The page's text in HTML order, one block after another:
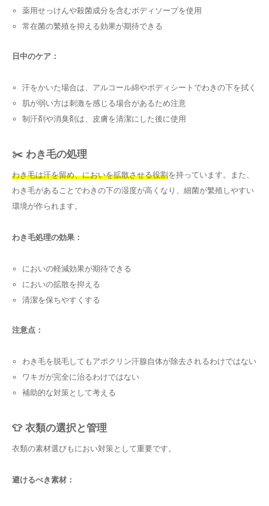
薬用せっけんや殺菌成分を含むボディソープを使用
常在菌の繁殖を抑える効果が期待できる
日中のケア：
汗をかいた場合は、アルコール綿やボディシートでわきの下を拭く
肌が弱い方は刺激を感じる場合があるため注意
制汗剤や消臭剤は、皮膚を清潔にした後に使用
✂️ わき毛の処理
わき毛は汗を留め、においを拡散させる役割を持っています。また、
わき毛があることでわきの下の湿度が高くなり、細菌が繁殖しやすい
環境が作られます。
わき毛処理の効果：
においの軽減効果が期待できる
においの拡散を抑える
清潔を保ちやすくする
注意点：
わき毛を脱毛してもアポクリン汗腺自体が除去されるわけではない
ワキガが完全に治るわけではない
補助的な対策として考える
👕 衣類の選択と管理
衣類の素材選びもにおい対策として重要です。
避けるべき素材：